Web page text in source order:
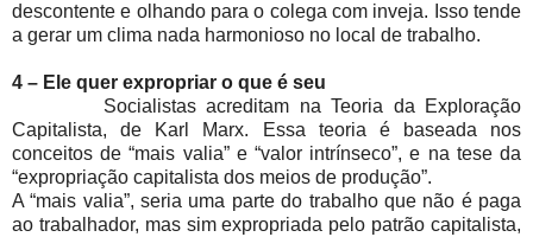
descontente e olhando para o colega com inveja. Isso tende
a gerar um clima nada harmonioso no local de trabalho.
4 – Ele quer expropriar o que é seu
Socialistas acreditam na Teoria da Exploração
Capitalista, de Karl Marx. Essa teoria é baseada nos
conceitos de “mais valia” e “valor intrínseco”, e na tese da
“expropriação capitalista dos meios de produção”.
A “mais valia”, seria uma parte do trabalho que não é paga
ao trabalhador, mas sim expropriada pelo patrão capitalista,